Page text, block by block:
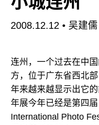
展评
杂志
视频
ENGLISH
ART & EDUCATION
广告
2008.12.12 • 吴建儒
连州，一个过去在中
方，位于广东省西北
年来越来越显示出它
年展今年已经是第四
International Photo